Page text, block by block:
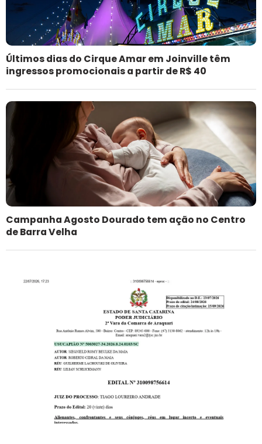
Últimos dias do Cirque Amar em Joinville têm
ingressos promocionais a partir de R$ 40
Campanha Agosto Dourado tem ação no Centro
de Barra Velha